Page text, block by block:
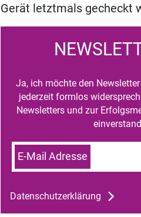
Gerät letztmals gecheckt
Ja, ich möchte den
jederzeit formlos
Newsletters und zur
E-Mail Adresse
Datenschutzerklärung